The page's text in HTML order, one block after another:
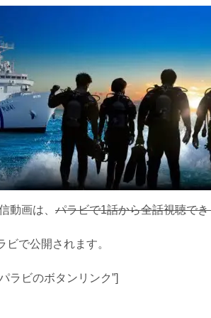
動画は、 パラビで1話から全話視聴で
ビで公開されます。
ラビのボタンリンク”]